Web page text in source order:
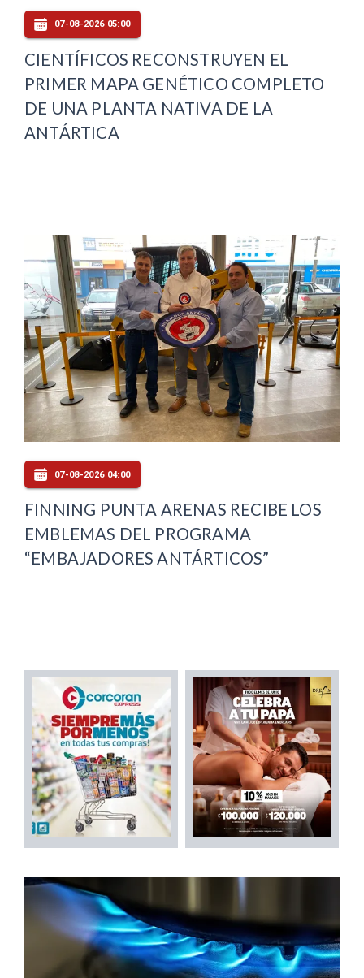
07-08-2026 05:00
CIENTÍFICOS RECONSTRUYEN EL
PRIMER MAPA GENÉTICO COMPLETO
DE UNA PLANTA NATIVA DE LA
ANTÁRTICA
07-08-2026 04:00
FINNING PUNTA ARENAS RECIBE LOS
EMBLEMAS DEL PROGRAMA
“EMBAJADORES ANTÁRTICOS”